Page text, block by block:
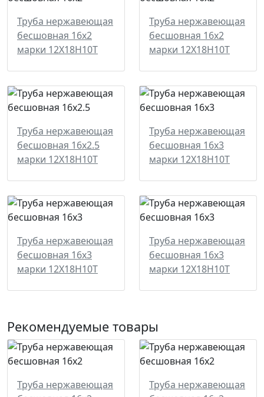
Труба нержавеющая
бесшовная 16x2
марки 12Х18Н10Т
Труба нержавеющая
бесшовная 16x2
марки 12Х18Н10Т
Труба нержавеющая
бесшовная 16x2.5
марки 12Х18Н10Т
Труба нержавеющая
бесшовная 16x3
марки 12Х18Н10Т
Труба нержавеющая
бесшовная 16x3
марки 12Х18Н10Т
Труба нержавеющая
бесшовная 16x3
марки 12Х18Н10Т
Рекомендуемые товары
Труба нержавеющая
Труба нержавеющая